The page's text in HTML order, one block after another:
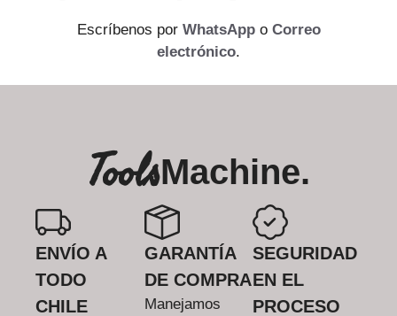
Escríbenos por WhatsAppo Correo
electrónico.
ToolsMachine.
ENVÍO A
TODO
CHILE
GARANTÍA
DE COMPRA
Manejamos
SEGURIDAD
EN EL
PROCESO